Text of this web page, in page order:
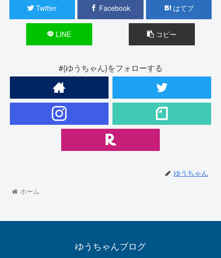
Twitter Facebook はてブ
LINE コピー
#{ゆうちゃん}をフォローする
ゆうちゃん
ホーム
ゆうちゃんブログ